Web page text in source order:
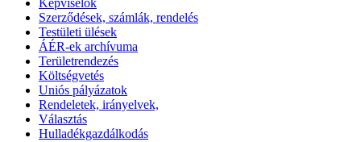
Képviselők
Szerződések, számlák, rendelés
Testületi ülések
ÁÉR-ek archívuma
Területrendezés
Költségvetés
Uniós pályázatok
Rendeletek, irányelvek,
Választás
Hulladékgazdálkodás